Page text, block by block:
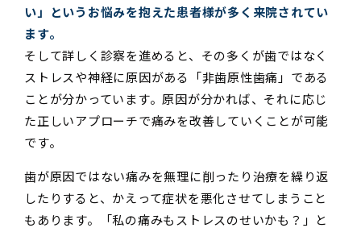
い」というお悩みを抱えた患者様が多く来院されてい
ます。
そして詳しく診察を進めると、その多くが歯ではなく
ストレスや神経に原因がある「非歯原性歯痛」である
ことが分かっています。原因が分かれば、それに応じ
た正しいアプローチで痛みを改善していくことが可能
です。
歯が原因ではない痛みを無理に削ったり治療を繰り返
したりすると、かえって症状を悪化させてしまうこと
もあります。「私の痛みもストレスのせいかも？」と